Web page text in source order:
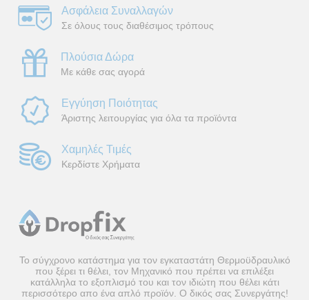
Ασφάλεια Συναλλαγών
Σε όλους τους διαθέσιμος τρόπους
Πλούσια Δώρα
Με κάθε σας αγορά
Εγγύηση Ποιότητας
Άριστης λειτουργίας για όλα τα προϊόντα
Χαμηλές Τιμές
Κερδίστε Χρήματα
Το σύγχρονο κατάστημα για τον εγκαταστάτη Θερμοϋδραυλικό
που ξέρει τι θέλει, τον Μηχανικό που πρέπει να επιλέξει
κατάλληλα το εξοπλισμό του και τον ιδιώτη που θέλει κάτι
περισσότερο απο ένα απλό προϊόν. Ο δικός σας Συνεργάτης!